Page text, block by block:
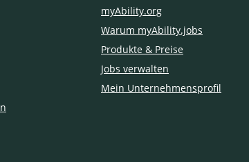
myAbility.org
Warum myAbility.jobs
Produkte & Preise
Jobs verwalten
Mein Unternehmensprofil